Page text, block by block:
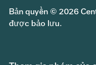
Bản quyền © 2026
được bảo lưu.